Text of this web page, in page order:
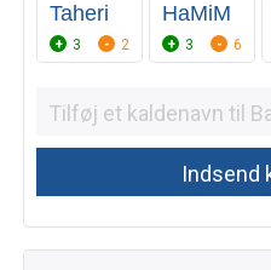
Taheri
3 2
HaMiM
3 6